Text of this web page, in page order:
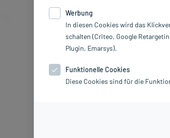
Werbung
In diesen Cookies wird das
schalten (Criteo, Google
Plugin, Emarsys).
Funktionelle Cookies
Diese Cookies sind für die